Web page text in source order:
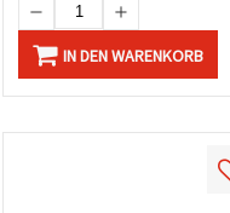
IN DEN WARENKORB